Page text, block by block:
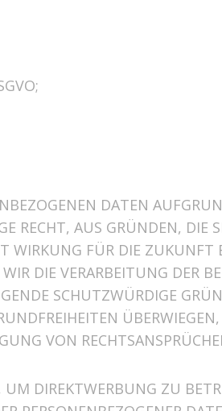
DATEN
RECHT, AUS GRÜNDEN, DIE
WIRKUNG FÜR DIE ZUKUNFT
DIE VERARBEITUNG DER
SCHUTZWÜRDIGE
VON
DIREKTWERBUNG ZU